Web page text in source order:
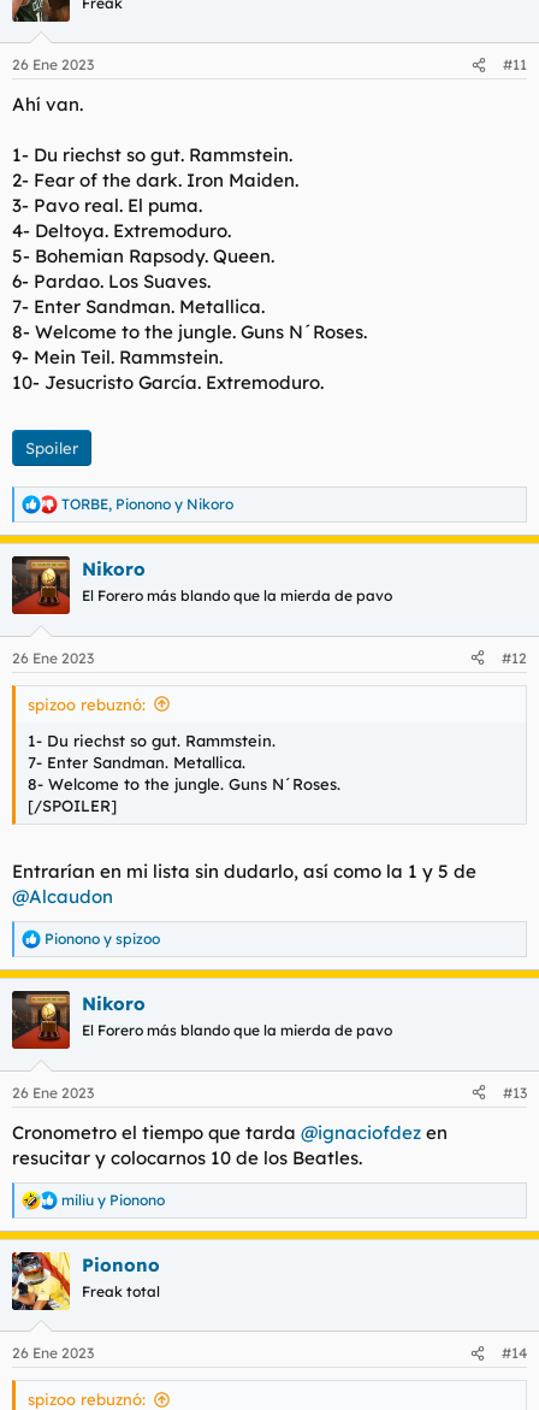
26 Ene 2023 #11
Ahí van.
1- Du riechst so gut. Rammstein.
2- Fear of the dark. Iron Maiden.
3- Pavo real. El puma.
4- Deltoya. Extremoduro.
5- Bohemian Rapsody. Queen.
6- Pardao. Los Suaves.
7- Enter Sandman. Metallica.
8- Welcome to the jungle. Guns N´Roses.
9- Mein Teil. Rammstein.
10- Jesucristo García. Extremoduro.
Spoiler
R
e
a
c
c
i
e
s
TORBE, Pionono y Nikoro
Nikoro
El Forero más blando que la mierda de pavo
26 Ene 2023 #12
spizoo rebuznó:
1- Du riechst so gut. Rammstein.
7- Enter Sandman. Metallica.
8- Welcome to the jungle. Guns N´Roses.
[/SPOILER]
Entrarían en mi lista sin dudarlo, así como la 1 y 5 de
@Alcaudon
R
e
a
c
c
i
e
:
Pionono y spizoo
Nikoro
El Forero más blando que la mierda de pavo
26 Ene 2023 #13
Cronometro el tiempo que tarda @ignaciofdez en
resucitar y colocarnos 10 de los Beatles.
R
e
a
c
c
i
e
s
miliu y Pionono
Pionono
Freak total
26 Ene 2023 #14
spizoo rebuznó: